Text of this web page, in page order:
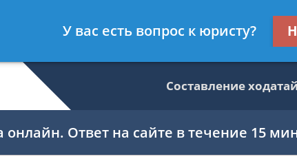
Юрист по гражданскому праву
Составление
онлайн. Ответ на сайте в течение 15
У вас есть вопрос к юристу?